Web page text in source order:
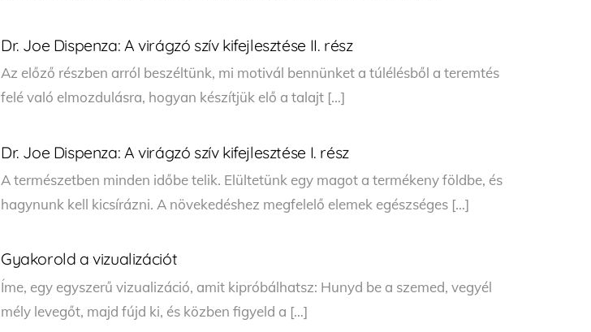
Dr. Joe Dispenza: A virágzó szív kifejlesztése II. rész
Az előző részben arról beszéltünk, mi motivál bennünket a túlélésből a teremtés
felé való elmozdulásra, hogyan készítjük elő a talajt […]
Dr. Joe Dispenza: A virágzó szív kifejlesztése I. rész
A természetben minden időbe telik. Elültetünk egy magot a termékeny földbe, és
hagynunk kell kicsírázni. A növekedéshez megfelelő elemek egészséges […]
Gyakorold a vizualizációt
Íme, egy egyszerű vizualizáció, amit kipróbálhatsz: Hunyd be a szemed, vegyél
mély levegőt, majd fújd ki, és közben figyeld a […]